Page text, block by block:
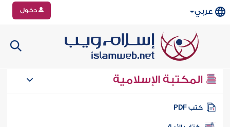
عربي دخول
المكتبة الإسلامية
كتب PDF